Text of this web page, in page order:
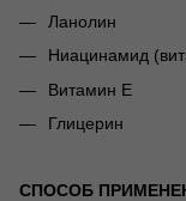
Ланолин
Ниацинамид
Витамин Е
Глицерин
СПОСОБ